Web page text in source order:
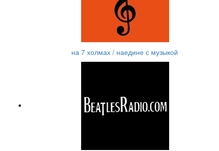
на 7 холмах / наедине с музыкой